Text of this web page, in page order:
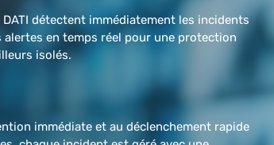
détectent immédiatement les incidents
en temps réel pour une protection
isolés.
immédiate et au déclenchement rapide